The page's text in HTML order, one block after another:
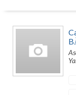
Calarasi
Constanta